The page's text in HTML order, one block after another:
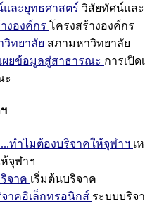
ละยุทธศาสตร์ วิสัยทัศน์แล
งองค์กร โครงสร้างองค์กร
วิทยาลัย สภามหาวิทยาลัย
ผยข้อมูลสู่สาธารณะ การเปิ
ะ
ทำไมต้องบริจาคให้จุฬาฯ เ
จุฬาฯ
จาค เริ่มต้นบริจาค
าคอิเล็กทรอนิกส์ ระบบบริจ